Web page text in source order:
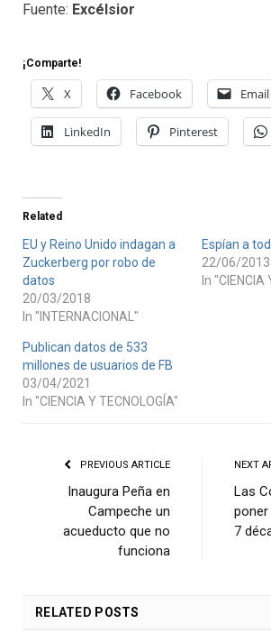
Fuente: Excélsior
¡Comparte!
X Facebook Email
LinkedIn Pinterest
Related
EU y Reino Unido indagan a
Zuckerberg por robo de
datos
20/03/2018
In "INTERNACIONAL"
Espían a
22/06/2013
In "CIENCIA
Publican datos de 533
millones de usuarios de FB
03/04/2021
In "CIENCIA Y TECNOLOGÍA"
PREVIOUS ARTICLE
Inaugura Peña en
Campeche un
acueducto que no
funciona
NEXT
Las
poner
7
RELATED POSTS